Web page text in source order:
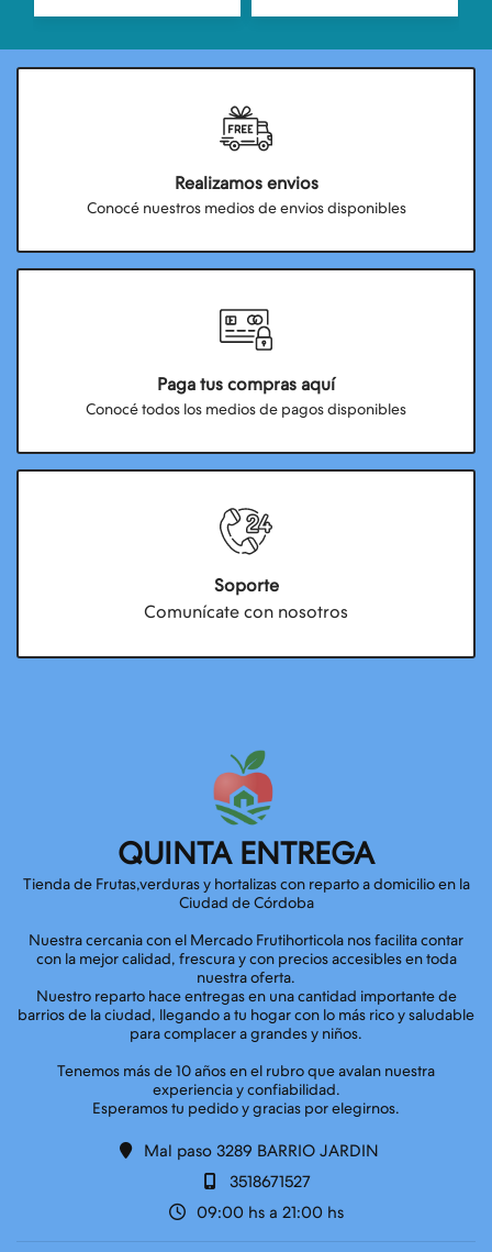
Realizamos envios
Conocé nuestros medios de envios disponibles
Paga tus compras aquí
Conocé todos los medios de pagos disponibles
Soporte
Comunícate con nosotros
QUINTA ENTREGA
Tienda de Frutas,verduras y hortalizas con reparto a domicilio en la
Ciudad de Córdoba
Nuestra cercania con el Mercado Frutihorticola nos facilita contar
con la mejor calidad, frescura y con precios accesibles en toda
nuestra oferta.
Nuestro reparto hace entregas en una cantidad importante de
barrios de la ciudad, llegando a tu hogar con lo más rico y saludable
para complacer a grandes y niños.
Tenemos más de 10 años en el rubro que avalan nuestra
experiencia y confiabilidad.
Mal paso 3289 BARRIO JARDIN
3518671527
09:00 hs a 21:00 hs